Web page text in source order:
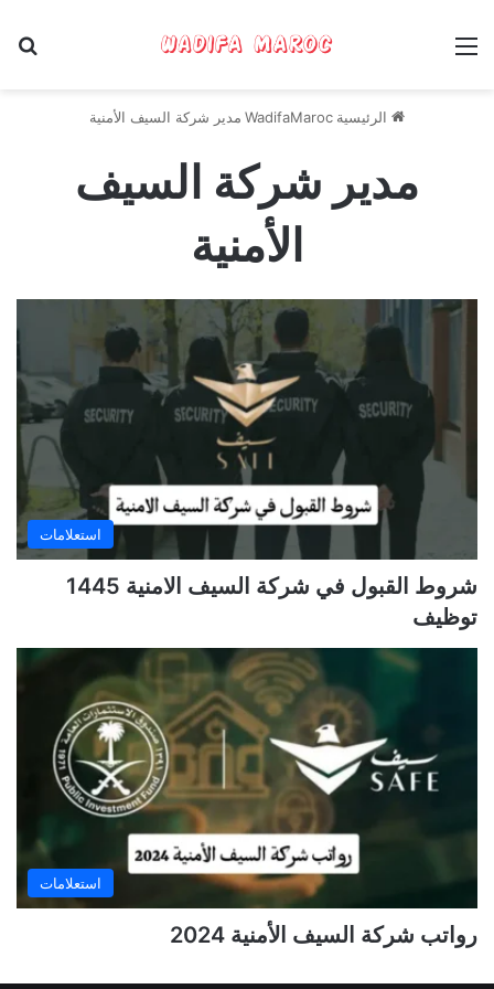
الرئيسية WadifaMaroc مدير شركة السيف الأمنية
مدير شركة السيف
الأمنية
استعلامات
شروط القبول في شركة السيف الامنية 1445
توظيف
استعلامات
رواتب شركة السيف الأمنية 2024